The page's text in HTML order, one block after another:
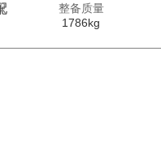
整备质量
1786kg